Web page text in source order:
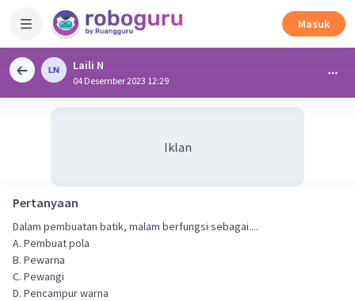
Masuk
Laili N
04 Desember 2023 12:29
Iklan
Pertanyaan
Dalam pembuatan batik, malam berfungsi sebagai....
A. Pembuat pola
B. Pewarna
C. Pewangi
D. Pencampur warna